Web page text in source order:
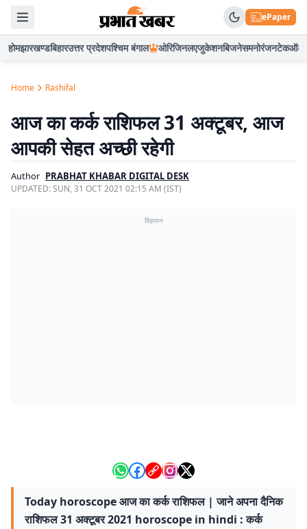
ePaper
होमझारखण्डबिहारउत्तर प्रदेशपश्चिम बंगाल ओरिजिनलएजुकेशनबिजनेसमनोरंजनटेकऑटो
Home Rashifal
आज का कर्क राशिफल 31 अक्टूबर, आज
आपकी सेहत अच्छी रहेगी
Author PRABHAT KHABAR DIGITAL DESK
UPDATED:SUN, 31 OCT 2021 02:15 AM (IST)
विज्ञापन
Today horoscope आज का कर्क राशिफल | जाने अपना दैनिक
राशिफल 31 अक्टूबर 2021 horoscope in hindi : कर्क